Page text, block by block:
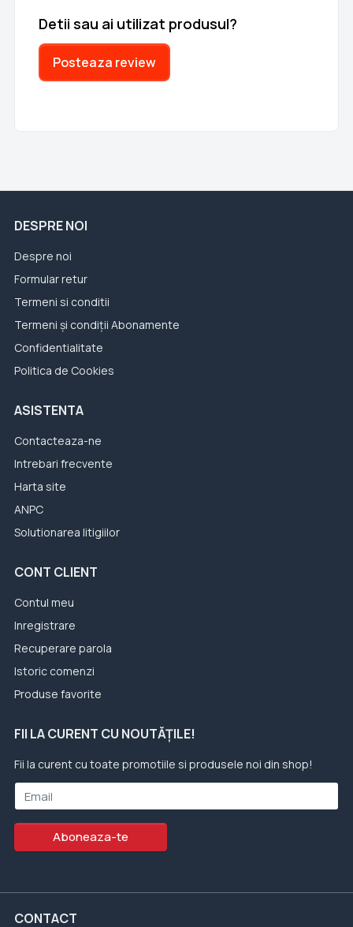
Detii sau ai utilizat produsul?
Posteaza review
DESPRE NOI
Despre noi
Formular retur
Termeni si conditii
Termeni și condiții Abonamente
Confidentialitate
Politica de Cookies
ASISTENTA
Contacteaza-ne
Intrebari frecvente
Harta site
ANPC
Solutionarea litigiilor
CONT CLIENT
Contul meu
Inregistrare
Recuperare parola
Istoric comenzi
Produse favorite
FII LA CURENT CU NOUTĂȚILE!
Fii la curent cu toate promotiile si produsele noi din shop!
Email
Aboneaza-te
CONTACT